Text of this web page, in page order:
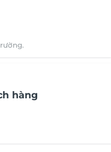
hàng